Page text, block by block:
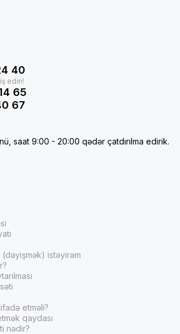
40
65
67
saat 9:00 - 20:00 qədər çatdırılma edirik.
istəyirəm
etməli?
qaydası
nədir?